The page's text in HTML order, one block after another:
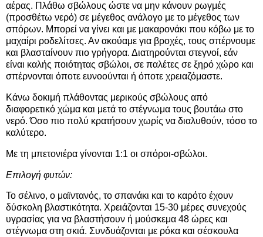
αέρας. Πλάθω σβώλους ώστε να μην κάνουν ρωγμές
(προσθέτω νερό) σε μέγεθος ανάλογο με το μέγεθος των
σπόρων. Μπορεί να γίνει και με μακαρονάκι που κόβω με το
μαχαίρι ροδελίτσες. Αν ακούαμε για βροχές, τους σπέρνουμε
και βλασταίνουν πιο γρήγορα. Διατηρούνται στεγνοί, εάν
είναι καλής ποιότητας σβώλοι, σε παλέτες σε ξηρό χώρο και
σπέρνονται όποτε ευνοούνται ή όποτε χρειαζόμαστε.
Κάνω δοκιμή πλάθοντας μερικούς σβώλους από
διαφορετικό χώμα και μετά το στέγνωμα τους βουτάω στο
νερό. Όσο πιο πολύ κρατήσουν χωρίς να διαλυθούν, τόσο το
καλύτερο.
Με τη μπετονιέρα γίνονται 1:1 οι σπόροι-σβώλοι.
Επιλογή φυτών:
Το σέλινο, ο μαϊντανός, το σπανάκι και το καρότο έχουν
δύσκολη βλαστικότητα. Χρειάζονται 15-30 μέρες συνεχούς
υγρασίας για να βλαστήσουν ή μούσκεμα 48 ώρες και
στέγνωμα στη σκιά. Συνδυάζονται με ρόκα και σέσκουλα